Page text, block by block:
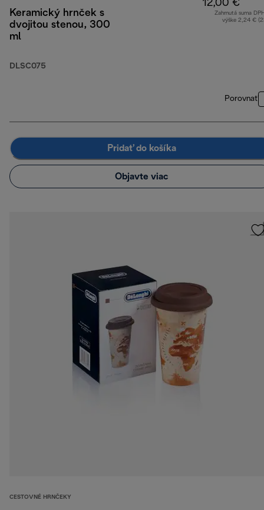
Keramický hrnček s
dvojitou stenou, 300
ml
DLSC075
12,00 €
Zahrnutá suma
výške 2,24 €
Porovnať
Pridať do košíka
Objavte viac
CESTOVNÉ HRNČEKY